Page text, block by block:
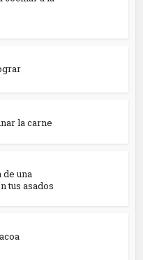
la carne
una
tus asados